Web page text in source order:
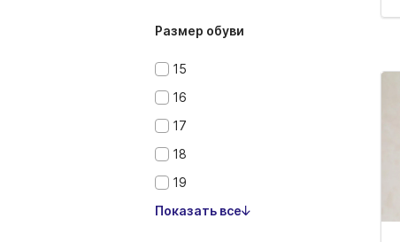
Размер обуви
15
16
17
18
19
Показать все